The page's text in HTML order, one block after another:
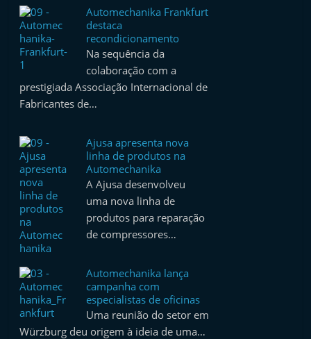
a
r
k
e
t
t
o
m
ó
v
e
m
P
Automechanika Frankfurt
destaca
recondicionamento
Na sequência da
colaboração com a
prestigiada Associação Internacional de
Fabricantes de…
Ajusa apresenta nova
linha de produtos na
Automechanika
A Ajusa desenvolveu
uma nova linha de
produtos para reparação
de compressores…
Automechanika lança
campanha com
especialistas de oficinas
Uma reunião do setor em
Würzburg deu origem à ideia de uma…